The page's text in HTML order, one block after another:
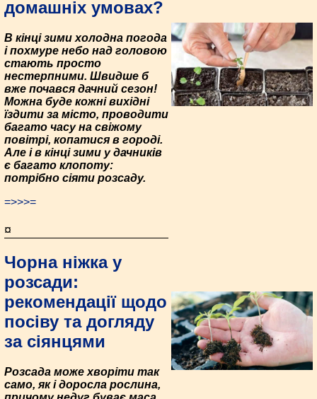
домашніх умовах?
В кінці зими холодна погода
і похмуре небо над головою
стають просто
нестерпними. Швидше б
вже почався дачний сезон!
Можна буде кожні вихідні
їздити за місто, проводити
багато часу на свіжому
повітрі, копатися в городі.
Але і в кінці зими у дачників
є багато клопоту:
потрібно сіяти розсаду.
=>>>=
¤
Чорна ніжка у
розсади:
рекомендації щодо
посіву та догляду
за сіянцями
Розсада може хворіти так
само, як і доросла рослина,